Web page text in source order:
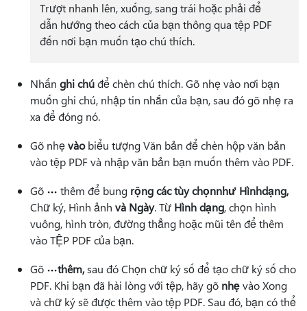
Trượt nhanh lên, xuống, sang trái hoặc phải để
dẫn hướng theo cách của bạn thông qua tệp PDF
đến nơi bạn muốn tạo chú thích.
Nhấn ghi chúđể chèn chú thích. Gõ nhẹ vào nơi bạn
muốn ghi chú, nhập tin nhắn của bạn, sau đó gõ nhẹ ra
xa để đóng nó.
Gõ nhẹvàobiểu tượng Văn bản để chèn hộp văn bản
vào tệp PDF và nhập văn bản bạn muốn thêm vào PDF.
Gõ
thêm để bung rộng các tùy chọnnhư Hìnhdạng,
Chữ ký, Hình ảnh và Ngày. Từ Hình dạng, chọn hình
vuông, hình tròn, đường thẳng hoặc mũi tên để thêm
vào TỆP PDF của bạn.
Gõ
thêm,sau đó Chọn chữ ký số để tạo chữ ký số cho
PDF. Khi bạn đã hài lòng với tệp, hãy gõ nhẹvào Xong
và chữ ký sẽ được thêm vào tệp PDF. Sau đó, bạn có thể